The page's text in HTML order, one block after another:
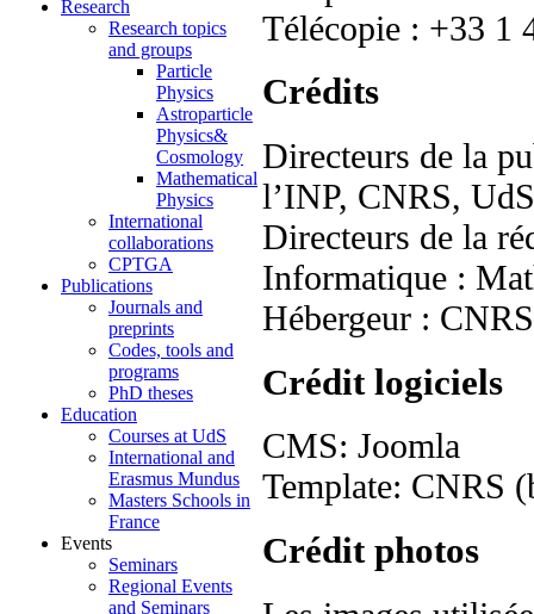
Research
Research topics
and groups
Particle
Physics
Astroparticle
Physics&
Cosmology
Mathematical
Physics
International
collaborations
CPTGA
Publications
Journals and
preprints
Codes, tools and
programs
PhD theses
Education
Courses at UdS
International and
Erasmus Mundus
Masters Schools in
France
Events
Seminars
Regional Events
and Seminars
Télécopie : +33 1
Crédits
Directeurs de la
l’INP, CNRS,
Directeurs de la
Informatique :
Hébergeur :
Crédit logiciels
CMS: Joomla
Template: CNRS
Crédit photos